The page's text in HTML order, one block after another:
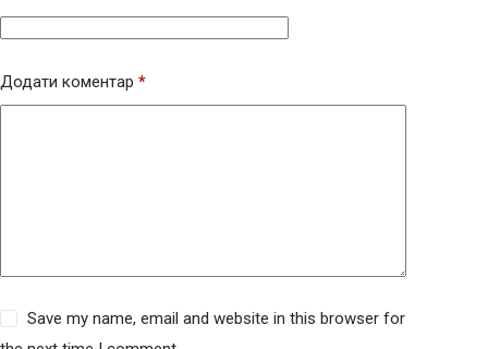
Додати коментар *
Save my name, email and website in this browser for